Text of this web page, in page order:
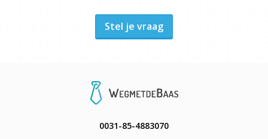
Stel je vraag
0031-85-4883070